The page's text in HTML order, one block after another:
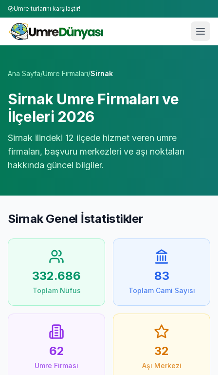
Umre turlarını karşılaştır!
Ana Sayfa/Umre Firmaları/Sirnak
Sirnak Umre Firmaları ve
İlçeleri 2026
Sirnak ilindeki 12 ilçede hizmet veren umre
firmaları, başvuru merkezleri ve aşı noktaları
hakkında güncel bilgiler.
SirnakGenel İstatistikler
332.686
Toplam Nüfus
83
Toplam Cami Sayısı
62
Umre Firması
32
Aşı Merkezi